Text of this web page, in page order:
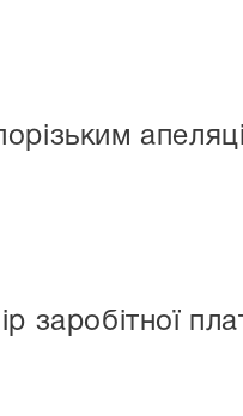
заробітної